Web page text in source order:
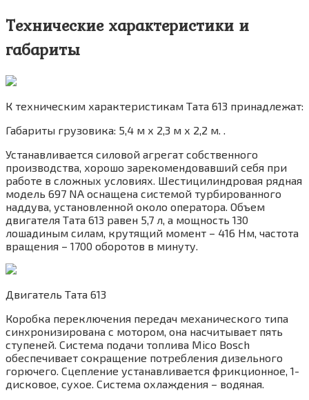
Технические характеристики и
габариты
К техническим характеристикам Тата 613 принадлежат:
Габариты грузовика: 5,4 м х 2,3 м х 2,2 м. .
Устанавливается силовой агрегат собственного
производства, хорошо зарекомендовавший себя при
работе в сложных условиях. Шестицилиндровая рядная
модель 697 NA оснащена системой турбированного
наддува, установленной около оператора. Объем
двигателя Тата 613 равен 5,7 л, а мощность 130
лошадиным силам, крутящий момент – 416 Нм, частота
вращения – 1700 оборотов в минуту.
Двигатель Тата 613
Коробка переключения передач механического типа
синхронизирована с мотором, она насчитывает пять
ступеней. Система подачи топлива Mico Bosch
обеспечивает сокращение потребления дизельного
горючего. Сцепление устанавливается фрикционное, 1-
дисковое, сухое. Система охлаждения – водяная.